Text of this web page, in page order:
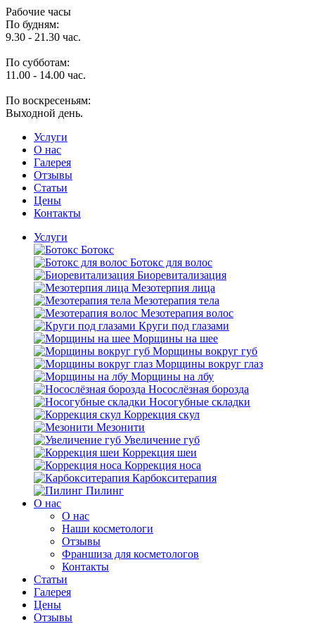
Рабочие часы
По будням:
9.30 - 21.30 час.
По субботам:
11.00 - 14.00 час.
По воскресеньям:
Выходной день.
Услуги
O нас
Галерея
Отзывы
Статьи
Цены
Контакты
Услуги
Ботокс
Ботокс для волос
Биоревитализация
Мезотерпия лица
Мезотерапия тела
Мезотерапия волос
Круги под глазами
Морщины на шее
Морщины вокруг губ
Морщины вокруг глаз
Морщины на лбу
Носослёзная борозда
Носогубные складки
Коррекция скул
Мезонити
Увеличение губ
Коррекция шеи
Коррекция носа
Карбокситерапия
Пилинг
O нас
O нас
Наши косметологи
Отзывы
Франшиза для косметологов
Контакты
Статьи
Галерея
Цены
Отзывы